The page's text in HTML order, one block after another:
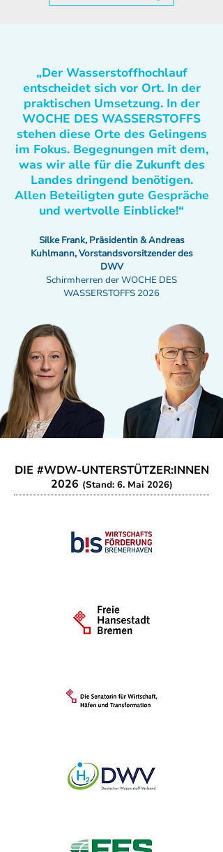
„Der Wasserstoffhochlauf
entscheidet sich vor Ort. In der
praktischen Umsetzung. In der
WOCHE DES WASSERSTOFFS
stehen diese Orte des Gelingens
im Fokus. Begegnungen mit dem,
was wir alle für die Zukunft des
Landes dringend benötigen.
Allen Beteiligten gute Gespräche
und wertvolle Einblicke!“
Silke Frank, Präsidentin & Andreas
Kuhlmann, Vorstandsvorsitzender des
DWV
Schirmherren der WOCHE DES
WASSERSTOFFS 2026
DIE #WDW-UNTERSTÜTZER:INNEN
2026 (Stand: 6. Mai 2026)